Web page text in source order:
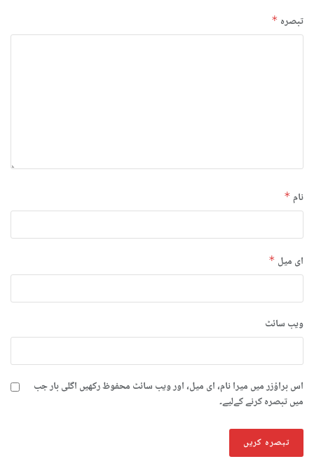
تبصرہ *
نام *
ای میل *
ویب‌ سائٹ
اس براؤزر میں میرا نام، ای میل، اور ویب سائٹ محفوظ رکھیں اگلی بار جب
میں تبصرہ کرنے کےلیے۔